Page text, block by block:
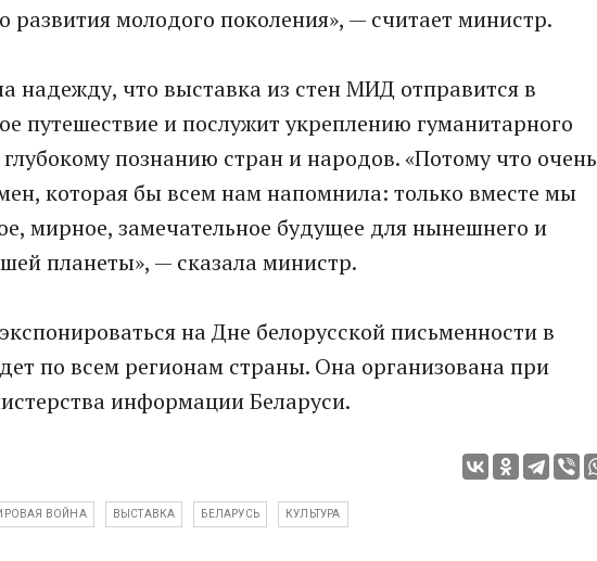
развития молодого поколения», — считает министр.
надежду, что выставка из стен МИД отправится в
путешествие и послужит укреплению гуманитарного
познанию стран и народов. «Потому что очень
которая бы всем нам напомнила: только вместе мы
мирное, замечательное будущее для нынешнего и
планеты», — сказала министр.
на Дне белорусской письменности в
по всем регионам страны. Она организована при
информации Беларуси.
ВОЙНА ВЫСТАВКА БЕЛАРУСЬ КУЛЬТУРА